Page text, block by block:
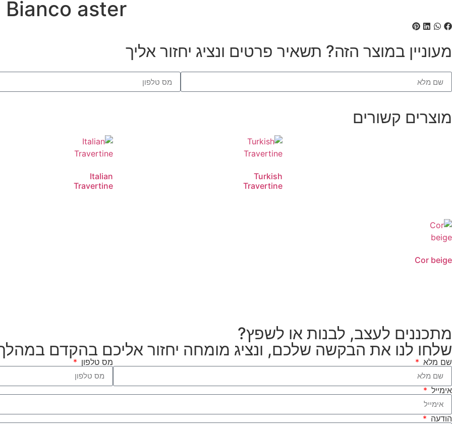
Bianco aster
מעוניין במוצר הזה? תשאיר פרטים ונציג יחזור אליך
מוצרים קשורים
Turkish
Travertine
Italian
Travertine
Cor beige
מתכננים לעצב, לבנות או לשפץ?
שלחו לנו את הבקשה שלכם, ונציג מומחה יחזור אליכם בהקדם
שם מלא מס טלפון
אימייל
הודעה